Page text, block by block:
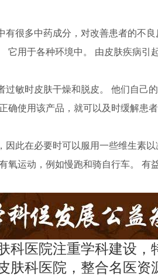
很多中药成分，对改善患者的不良
它用于各种环境中。 由皮肤疾病引起
敏时皮肤干燥和脱皮。 他们自己
确使用该产品，就可以及时缓解患者
此在必要时可以服用一些维生素以
氧运动，例如慢跑和骑自行车。 有
科医院注重学科建设，
肤科医院，整合名医资